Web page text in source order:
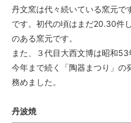
丹文窯は代々続いている窯元で
です。初代の頃はまだ20.30件
のある窯元です。
また、３代目大西文博は昭和53
今年まで続く「陶器まつり」の
務めました。
丹波焼